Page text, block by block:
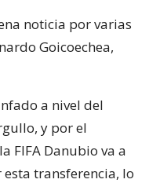
noticia por varias
Goicoechea,
a nivel del
y por el
FIFA Danubio va a
transferencia, lo